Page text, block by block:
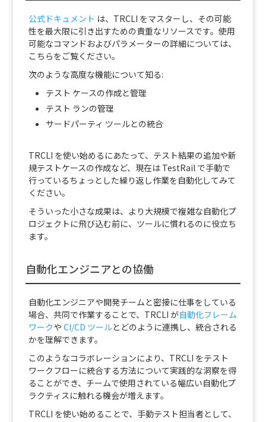
公式ドキュメント は、TRCLI をマスターし、その可能
性を最大限に引き出すための貴重なリソースです。使用
可能なコマンドおよびパラメーターの詳細については、
こちらをご覧ください。
次のような高度な機能について知る:
テスト ケースの作成と管理
テスト ランの管理
サードパーティ ツールとの統合
TRCLI を使い始めるにあたって、テスト結果の追加や新
規テストケースの作成など、現在は TestRail で手動で
行っているちょっとした繰り返し作業を自動化してみて
ください。
そういった小さな成果は、より大規模で複雑な自動化プ
ロジェクトに飛び込む前に、ツールに慣れるのに役立ち
ます。
自動化エンジニアとの協働
自動化エンジニアや開発チームと密接に仕事をしている
場合、共同で作業することで、TRCLI が自動化フレーム
ワークや CI/CD ツールとどのように連携し、統合される
かを理解できます。
このようなコラボレーションにより、TRCLI をテスト
ワークフローに統合する方法について実践的な洞察を得
ることができ、チームで使用されている幅広い自動化プ
ラクティスに触れる機会が増えます。
TRCLI を使い始めることで、手動テスト担当者として、